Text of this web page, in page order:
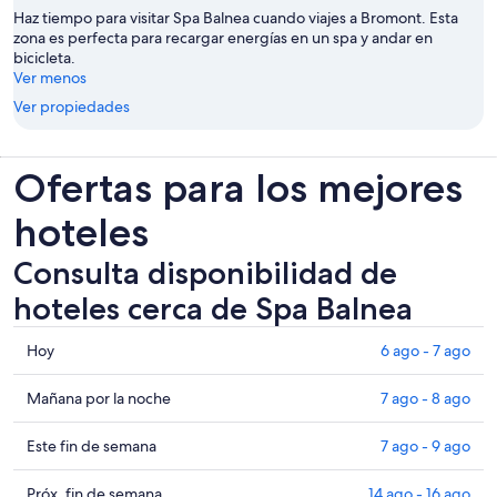
Haz tiempo para visitar Spa Balnea cuando viajes a Bromont. Esta
zona es perfecta para recargar energías en un spa y andar en
bicicleta.
Ver menos
Ver propiedades
Ofertas para los mejores
hoteles
Consulta disponibilidad de
hoteles cerca de Spa Balnea
Consultar
los
precios
cerca
de
Spa
Balnea
Hoy 6 ago - 7 ago
Consultar
precios
cerca
de
Spa
Mañana por la noche 7 ago - 8 ago
Consultar
precios
Este fin de semana 7 ago - 9 ago